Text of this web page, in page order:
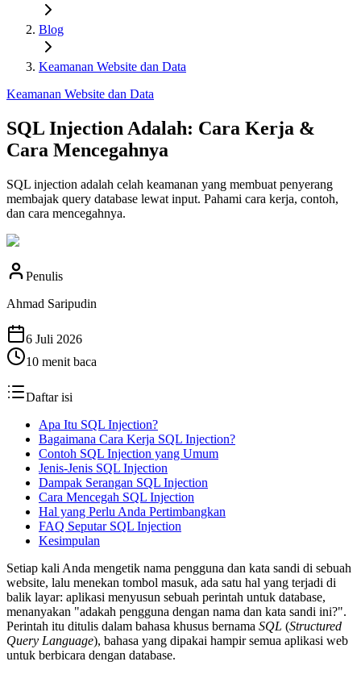
Blog
Keamanan Website dan Data
Keamanan Website dan Data
SQL Injection Adalah: Cara Kerja &
Cara Mencegahnya
SQL injection adalah celah keamanan yang membuat penyerang
membajak query database lewat input. Pahami cara kerja, contoh,
dan cara mencegahnya.
Penulis
Ahmad Saripudin
6 Juli 2026
10 menit baca
Daftar isi
Apa Itu SQL Injection?
Bagaimana Cara Kerja SQL Injection?
Contoh SQL Injection yang Umum
Jenis-Jenis SQL Injection
Dampak Serangan SQL Injection
Cara Mencegah SQL Injection
Hal yang Perlu Anda Pertimbangkan
FAQ Seputar SQL Injection
Kesimpulan
Setiap kali Anda mengetik nama pengguna dan kata sandi di sebuah
website, lalu menekan tombol masuk, ada satu hal yang terjadi di
balik layar: aplikasi menyusun sebuah perintah untuk database,
menanyakan "adakah pengguna dengan nama dan kata sandi ini?".
Perintah itu ditulis dalam bahasa khusus bernama SQL (Structured
Query Language), bahasa yang dipakai hampir semua aplikasi web
untuk berbicara dengan database.